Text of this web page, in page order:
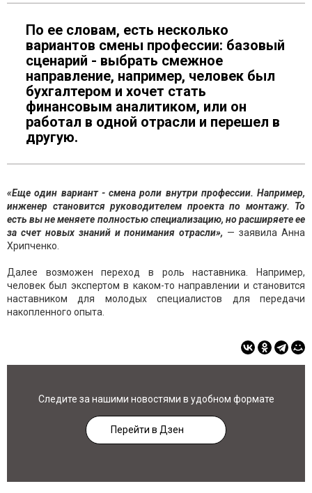
По ее словам, есть несколько
вариантов смены профессии: базовый
сценарий - выбрать смежное
направление, например, человек был
бухгалтером и хочет стать
финансовым аналитиком, или он
работал в одной отрасли и перешел в
другую.
«Еще один вариант - смена роли внутри профессии. Например,
инженер становится руководителем проекта по монтажу. То
есть вы не меняете полностью специализацию, но расширяете ее
за счет новых знаний и понимания отрасли», — заявила Анна
Хрипченко.
Далее возможен переход в роль наставника. Например,
человек был экспертом в каком-то направлении и становится
наставником для молодых специалистов для передачи
накопленного опыта.
Следите за нашими новостями в удобном формате
Перейти в Дзен